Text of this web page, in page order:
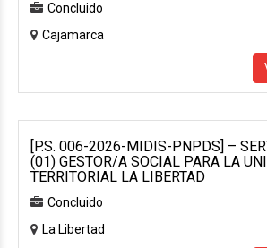
Concluido
Cajamarca
[P.S. 006-2026-MIDIS-PNPDS] –
(01) GESTOR/A SOCIAL PARA LA
TERRITORIAL LA LIBERTAD
Concluido
La Libertad